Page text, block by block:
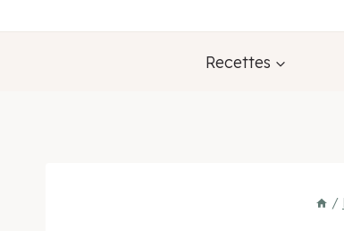
Recettes
/